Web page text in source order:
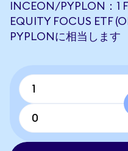
INCEON/PYPLON：1
EQUITY FOCUS ETF
PYPLONに相当します